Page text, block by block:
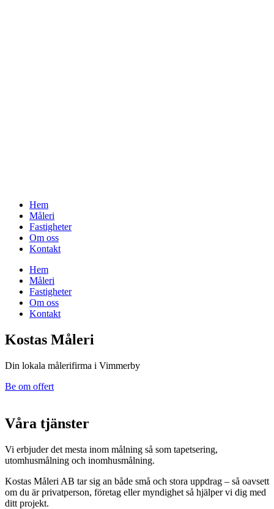
Hem
Måleri
Fastigheter
Om oss
Kontakt
Hem
Måleri
Fastigheter
Om oss
Kontakt
Kostas Måleri
Din lokala målerifirma i Vimmerby
Be om offert
Våra tjänster
Vi erbjuder det mesta inom målning så som tapetsering,
utomhusmålning och inomhusmålning.
Kostas Måleri AB tar sig an både små och stora uppdrag – så oavsett
om du är privatperson, företag eller myndighet så hjälper vi dig med
ditt projekt.